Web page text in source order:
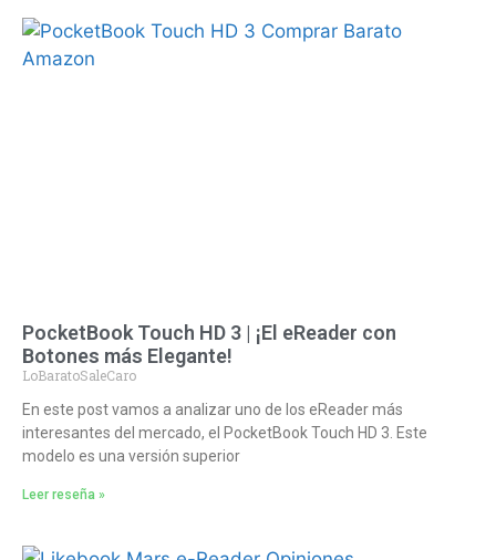
PocketBook Touch HD 3 | ¡El eReader con
Botones más Elegante!
LoBaratoSaleCaro
En este post vamos a analizar uno de los eReader más
interesantes del mercado, el PocketBook Touch HD 3. Este
modelo es una versión superior
Leer reseña »